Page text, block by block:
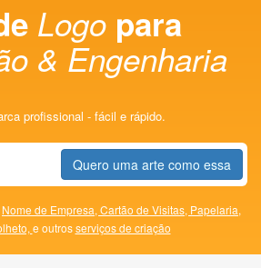
Logo para
& Engenharia
profissional - fácil e rápido.
Quero uma arte como essa
Nome de Empresa, Cartão de Visitas, Papelaria,
e outrosserviços de criação